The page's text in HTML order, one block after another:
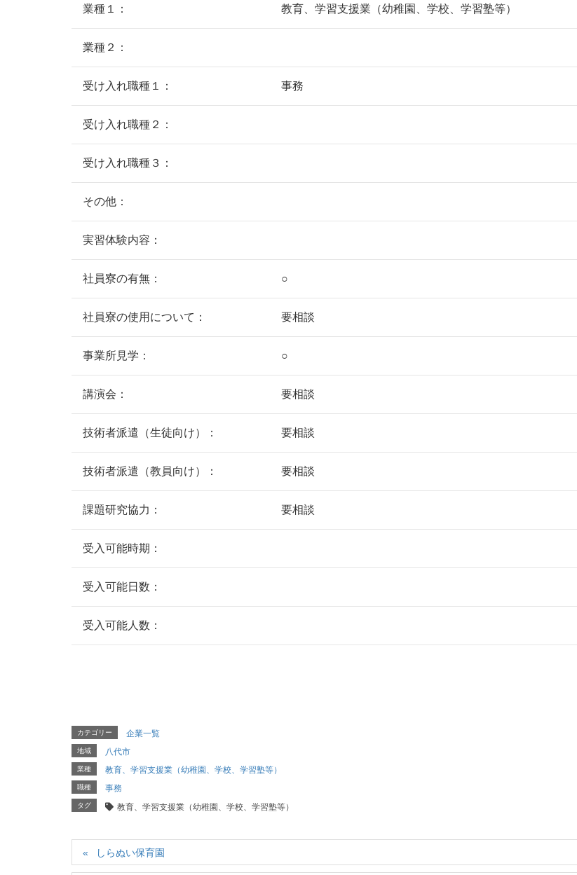
業種１： 教育、学習支援業（幼稚園、学校、学習塾等）
業種２：
受け入れ職種１： 事務
受け入れ職種２：
受け入れ職種３：
その他：
実習体験内容：
社員寮の有無： ○
社員寮の使用について： 要相談
事業所見学： ○
講演会： 要相談
技術者派遣（生徒向け）： 要相談
技術者派遣（教員向け）： 要相談
課題研究協力： 要相談
受入可能時期：
受入可能日数：
受入可能人数：
カテゴリー 企業一覧
地域 八代市
業種 教育、学習支援業（幼稚園、学校、学習塾等）
職種 事務
タグ 教育、学習支援業（幼稚園、学校、学習塾等）
しらぬい保育園